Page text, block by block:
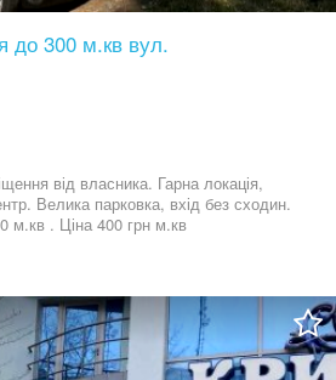
до 300 м.кв вул.
від власника. Гарна локація,
Велика парковка, вхід без сходин.
м.кв . Ціна 400 грн м.кв